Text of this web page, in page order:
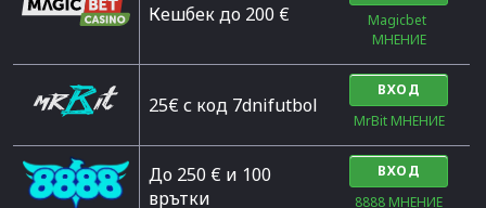
Кешбек до 200 €
Magicbet
МНЕНИЕ
25€ с код 7dnifutbol
ВХОД
MrBit МНЕНИЕ
До 250 € и 100
врътки
ВХОД
8888 МНЕНИЕ